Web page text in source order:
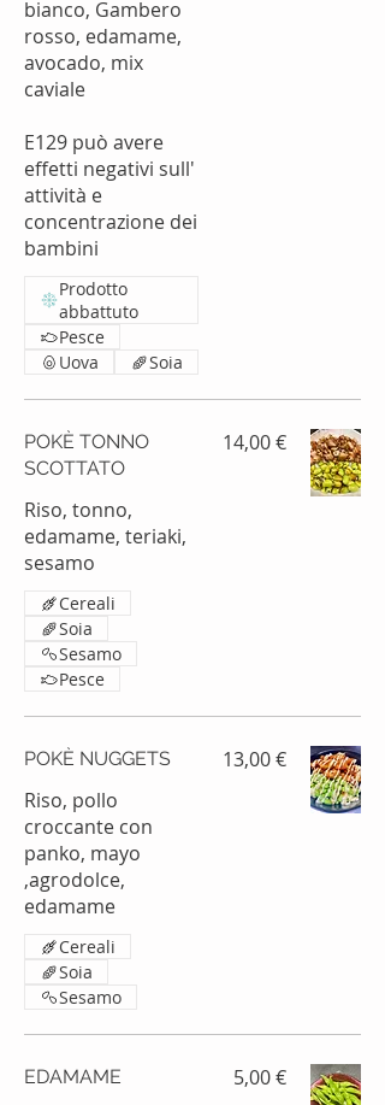
bianco, Gambero
rosso, edamame,
avocado, mix
caviale
E129 può avere
effetti negativi sull'
attività e
concentrazione dei
bambini
Prodotto
abbattuto
Pesce
Uova
Soia
POKÈ TONNO
SCOTTATO
Riso, tonno,
edamame, teriaki,
sesamo
14,00 €
Cereali
Soia
Sesamo
Pesce
POKÈ NUGGETS
Riso, pollo
croccante con
panko, mayo
,agrodolce,
edamame
13,00 €
Cereali
Soia
Sesamo
EDAMAME 5,00 €